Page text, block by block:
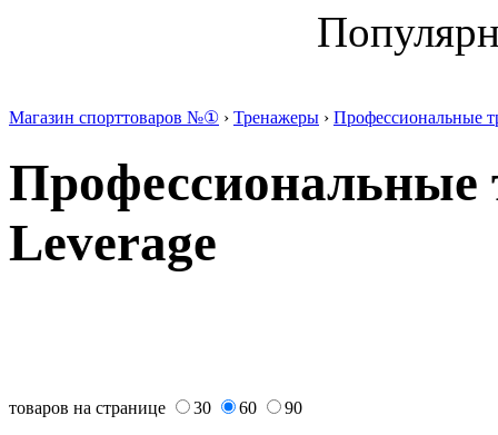
Магазин спорттоваров №① › Тренажеры › Профессиональные
Профессиональные
Leverage
товаров на странице 30 60 90